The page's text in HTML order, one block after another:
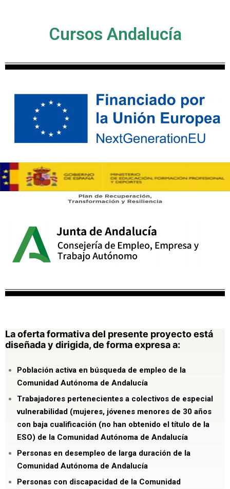
Cursos Andalucía
La oferta formativa del presente proyecto está
diseñada y dirigida, de forma expresa a:
Población activa en búsqueda de empleo de la
Comunidad Autónoma de Andalucía
Trabajadores pertenecientes a colectivos de especial
vulnerabilidad (mujeres, jóvenes menores de 30 años
con baja cualificación (no han obtenido el título de la
ESO) de la Comunidad Autónoma de Andalucía
Personas en desempleo de larga duración de la
Comunidad Autónoma de Andalucía
Personas con discapacidad de la Comunidad